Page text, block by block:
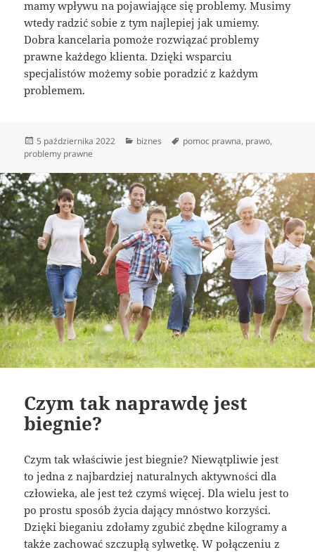
mamy wpływu na pojawiające się problemy. Musimy
wtedy radzić sobie z tym najlepiej jak umiemy.
Dobra kancelaria pomoże rozwiązać problemy
prawne każdego klienta. Dzięki wsparciu
specjalistów możemy sobie poradzić z każdym
problemem.
Data
publikacji
5 października 2022 Kategorie
biznes Tagi
pomoc prawna, prawo,
problemy prawne
Czym tak naprawdę jest
biegnie?
Czym tak właściwie jest biegnie? Niewątpliwie jest
to jedna z najbardziej naturalnych aktywności dla
człowieka, ale jest też czymś więcej. Dla wielu jest to
po prostu sposób życia dający mnóstwo korzyści.
Dzięki bieganiu zdołamy zgubić zbędne kilogramy a
także zachować szczupłą sylwetkę. W połączeniu z